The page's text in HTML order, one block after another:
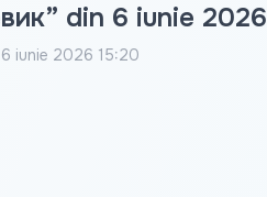
din 6 iunie 2026
iunie 2026 15:20